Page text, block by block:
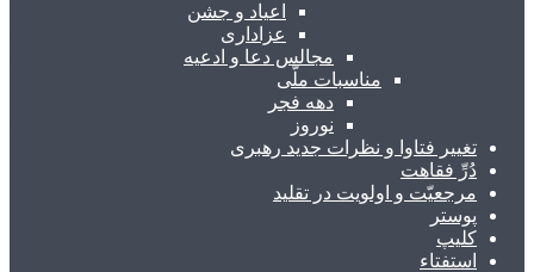
اعیاد و جشن
عزاداری
مجالس دعا و ادعیه
مناسبات ملّی
دهه فجر
نوروز
تغییر فتاوا و نظرات جدید رهبری
دُرِّ فقاهت
مرجعیّت و اولویت در تقلید
پوستر
کلیپ
استفتاء